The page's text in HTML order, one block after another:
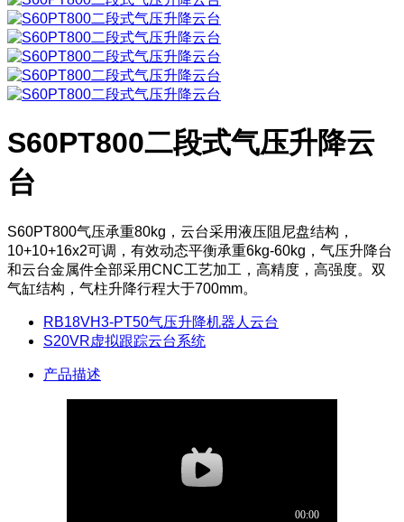
S60PT800二段式气压升降云
台
S60PT800气压承重80kg，云台采用液压阻尼盘结构，
10+10+16x2可调，有效动态平衡承重6kg-60kg，气压升降台
和云台金属件全部采用CNC工艺加工，高精度，高强度。双
气缸结构，气柱升降行程大于700mm。
RB18VH3-PT50气压升降机器人云台
S20VR虚拟跟踪云台系统
产品描述